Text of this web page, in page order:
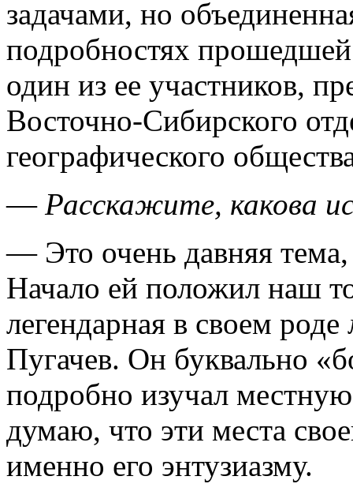
задачами, но
подробностях
один из ее участников,
Восточно-Сибирского
географического
— Расскажите, какова
— Это очень давняя
Начало ей положил наш
легендарная в своем
Пугачев. Он буквально
подробно изучал
думаю, что эти места
именно его энтузиазму.